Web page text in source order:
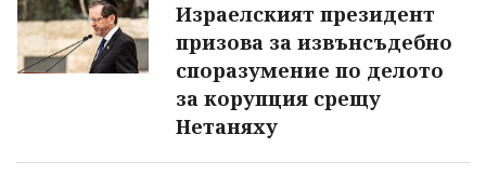
Израелският президент
призова за извънсъдебно
споразумение по делото
за корупция срещу
Нетаняху